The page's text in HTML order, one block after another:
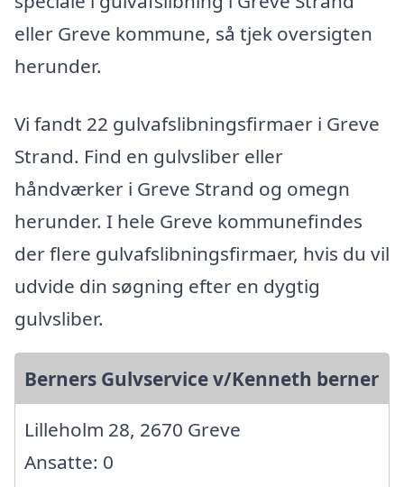
eller Greve kommune, så tjek oversigten
herunder.
Vi fandt 22 gulvafslibningsfirmaer i Greve
Strand. Find en gulvsliber eller
håndværker i Greve Strand og omegn
herunder. I hele Greve kommunefindes
der flere gulvafslibningsfirmaer, hvis du vil
udvide din søgning efter en dygtig
gulvsliber.
Berners Gulvservice v/Kenneth berner
Lilleholm 28, 2670 Greve
Ansatte: 0